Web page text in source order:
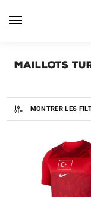
Maillots
MONTRER LES